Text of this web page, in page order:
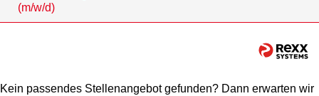
(m/w/d)
Kein passendes Stellenangebot gefunden? Dann erwarten wir